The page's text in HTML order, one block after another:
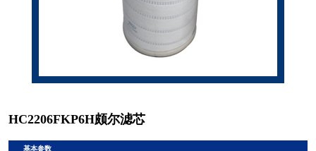
HC2206FKP6H颇尔滤芯
基本参数